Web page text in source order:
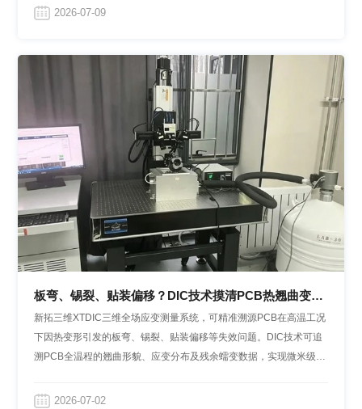
效、精准的一体化解决方案。
2026-07-09
板弯、锡裂、贴装偏移？DIC技术摸清PCB热翘曲变形
规律
新拓三维XTDIC三维全场应变测量系统，可精准溯源PCB在高温工况
下因热变形引发的板弯、锡裂、贴装偏移等失效问题。DIC技术可追
溯PCB全温程的翘曲形貌、应变分布及残余蠕变数据，实现微米级全
数据支撑。
2026-07-02